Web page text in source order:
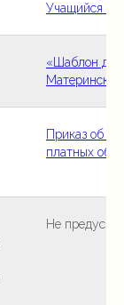
Учащийся
«Шаблон
Приказ об
платных
Не